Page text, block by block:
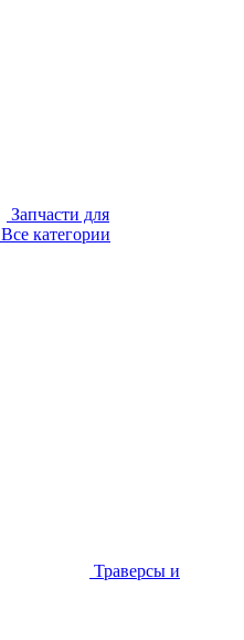
Запчасти для
Все категории
Траверсы и